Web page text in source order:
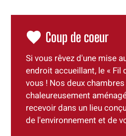
Coup de coeur
Si vous rêvez d'une mise
endroit accueillant, le « Fil
vous ! Nos deux
chaleureusement
recevoir dans un lieu
de l'environnement et de